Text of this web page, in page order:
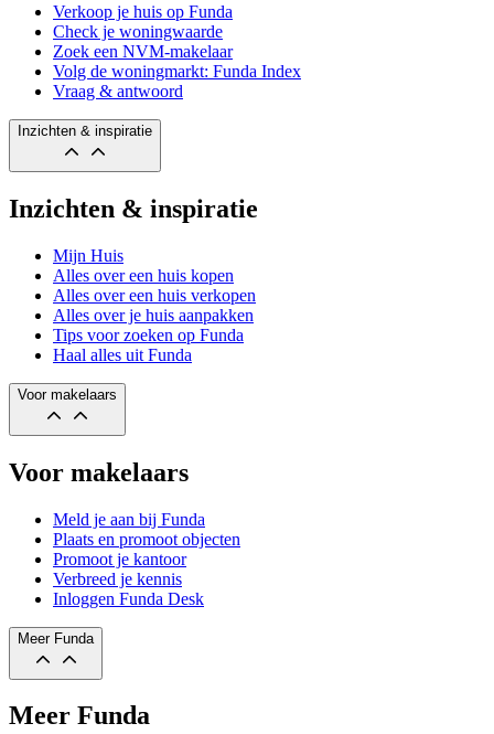
Verkoop je huis op Funda
Check je woningwaarde
Zoek een NVM-makelaar
Volg de woningmarkt: Funda Index
Vraag & antwoord
Inzichten & inspiratie
Inzichten & inspiratie
Mijn Huis
Alles over een huis kopen
Alles over een huis verkopen
Alles over je huis aanpakken
Tips voor zoeken op Funda
Haal alles uit Funda
Voor makelaars
Voor makelaars
Meld je aan bij Funda
Plaats en promoot objecten
Promoot je kantoor
Verbreed je kennis
Inloggen Funda Desk
Meer Funda
Meer Funda